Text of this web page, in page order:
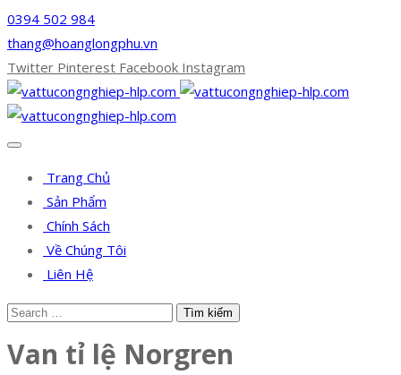
0394 502 984
thang@hoanglongphu.vn
Twitter Pinterest Facebook Instagram
Trang Chủ
Sản Phẩm
Chính Sách
Về Chúng Tôi
Liên Hệ
Van tỉ lệ Norgren